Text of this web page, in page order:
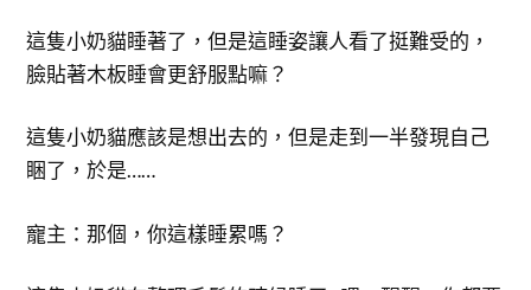
這隻小奶貓睡著了，但是這睡姿讓人看了挺難受的，
臉貼著木板睡會更舒服點嘛？
這隻小奶貓應該是想出去的，但是走到一半發現自己
睏了，於是……
寵主：那個，你這樣睡累嗎？